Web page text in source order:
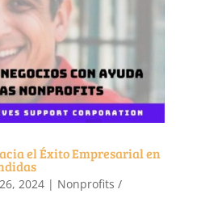
el Éxito Empresarial en
2024| Nonprofits /